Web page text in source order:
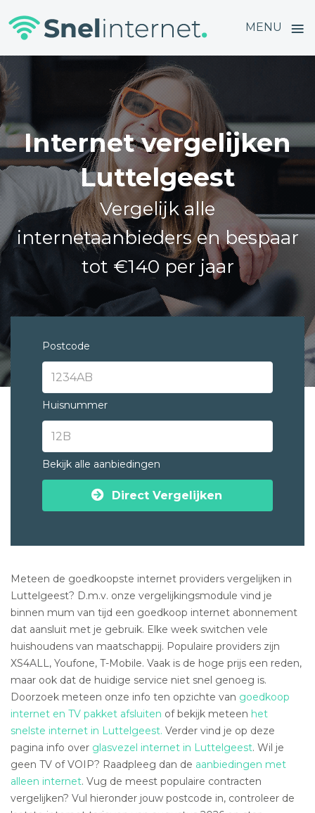
MENU ≡
Skip
to
content
Internet vergelijken
Luttelgeest
Vergelijk alle
internetaanbieders en bespaar
tot €140 per jaar
Postcode
Huisnummer
Bekijk alle aanbiedingen
Direct Vergelijken
Meteen de goedkoopste internet providers vergelijken in
Luttelgeest? D.m.v. onze vergelijkingsmodule vind je
binnen mum van tijd een goedkoop internet abonnement
dat aansluit met je gebruik. Elke week switchen vele
huishoudens van maatschappij. Populaire providers zijn
XS4ALL, Youfone, T-Mobile. Vaak is de hoge prijs een reden,
maar ook dat de huidige service niet snel genoeg is.
Doorzoek meteen onze info ten opzichte van goedkoop
internet en TV pakket afsluiten of bekijk meteen het
snelste internet in Luttelgeest. Verder vind je op deze
pagina info over glasvezel internet in Luttelgeest. Wil je
geen TV of VOIP? Raadpleeg dan de aanbiedingen met
alleen internet. Vug de meest populaire contracten
vergelijken? Vul hieronder jouw postcode in, controleer de